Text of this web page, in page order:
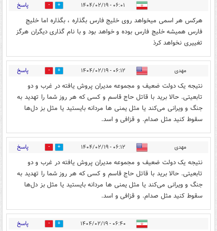
۰۶:۰۱ - ۱۴۰۴/۰۲/۱۹ 2 پاسخ
هرکس هر اسمی میخواهد روی خلیج فارس بگذاره ، بگذاره اما خلیج
فارس همیشه خلیج فارس بوده و خواهد بود و با نام گذاری دیگران هرگز
تغییری نخواهد کرذ
مهدی ۰۶:۱۲ - ۱۴۰۴/۰۲/۱۹ 1 پاسخ
نتیجه یک دولت ضعیف و مجموعه مدیران ‌پروش یافته در غرب و دو
تابعیتی. حالا برید با قاتل حاج قاسم و کسی که هر روز شما را تهدید به
جنگ و ویرانی می‌کند یا مثل یمنی ها مردانه بایستید یا مثل بز دل‌ها
سقوط کنید مثل صدام. و قزافی و اسد.
مهدی ۰۶:۱۲ - ۱۴۰۴/۰۲/۱۹ 0 پاسخ
نتیجه یک دولت ضعیف و مجموعه مدیران ‌پروش یافته در غرب و دو
تابعیتی. حالا برید با قاتل حاج قاسم و کسی که هر روز شما را تهدید به
جنگ و ویرانی می‌کند یا مثل یمنی ها مردانه بایستید یا مثل بز دل‌ها
سقوط کنید مثل صدام. و قزافی و اسد.
۰۶:۴۰ - ۱۴۰۴/۰۲/۱۹ 7 پاسخ